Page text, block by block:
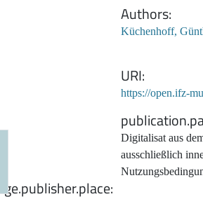
Authors
Küchenhoff,
URI
https://open.ifz-
Digitalisat aus
ausschließlich